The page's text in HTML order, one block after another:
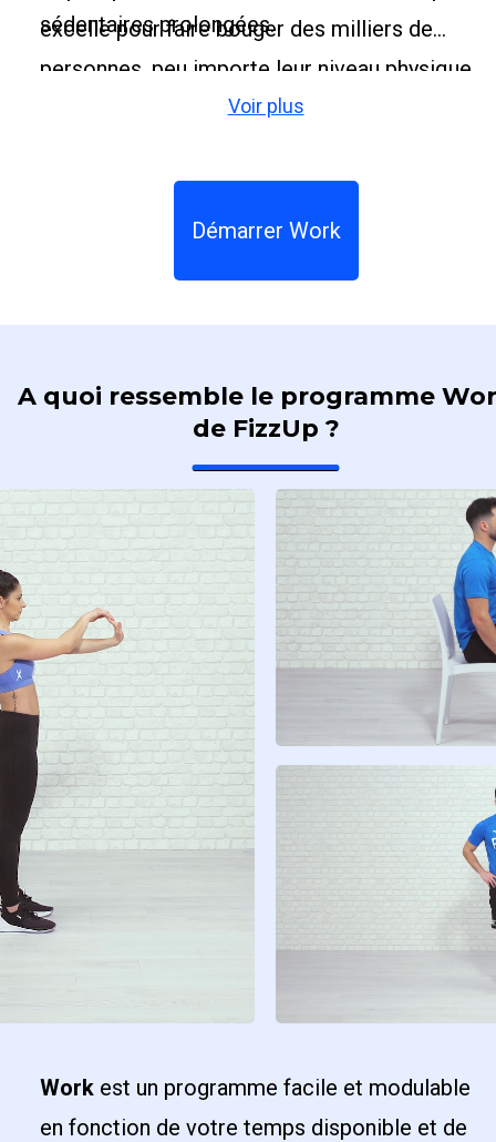
sédentaires prolongées.
excelle pour faire bouger des milliers de
personnes, peu importe leur niveau physique
et leur état de forme. La force de FizzUp ?
progresser en toute bienveillance.
Voir plus
Démarrer Work
A quoi ressemble le programme
de FizzUp ?
Work est un programme facile et modulable
en fonction de votre temps disponible et de